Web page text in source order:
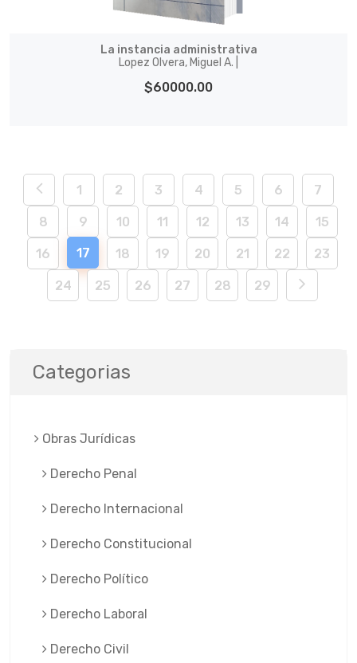
La instancia administrativa
Lopez Olvera, Miguel A. |
$60000.00
1 2 3 4 5 6 7
8 9 10 11 12 13 14 15
16 17 18 19 20 21 22 23
24 25 26 27 28 29
Categorias
Obras Jurí­dicas
Derecho Penal
Derecho Internacional
Derecho Constitucional
Derecho Político
Derecho Laboral
Derecho Civil